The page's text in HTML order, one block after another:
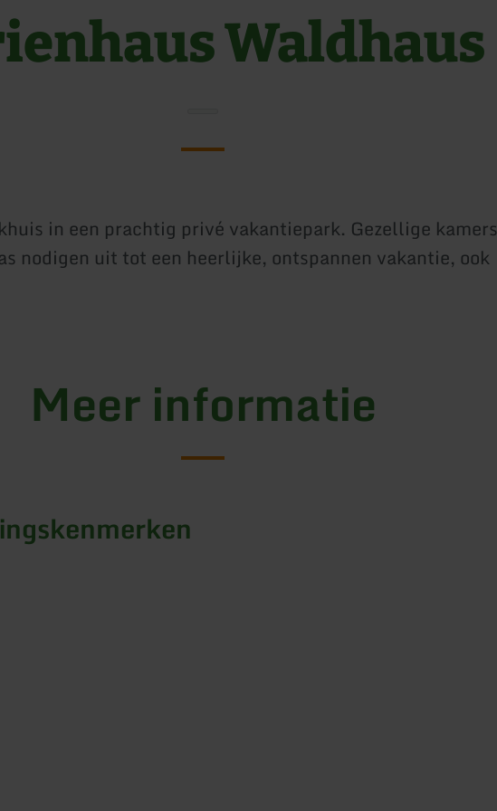
Waldhaus
in een prachtig privé vakantiepark. Gezellige kamers
nodigen uit tot een heerlijke, ontspannen vakantie, ook
Meer informatie